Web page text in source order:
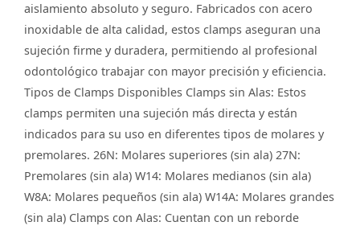
aislamiento absoluto y seguro. Fabricados con acero
inoxidable de alta calidad, estos clamps aseguran una
sujeción firme y duradera, permitiendo al profesional
odontológico trabajar con mayor precisión y eficiencia.
Tipos de Clamps Disponibles Clamps sin Alas: Estos
clamps permiten una sujeción más directa y están
indicados para su uso en diferentes tipos de molares y
premolares. 26N: Molares superiores (sin ala) 27N:
Premolares (sin ala) W14: Molares medianos (sin ala)
W8A: Molares pequeños (sin ala) W14A: Molares grandes
(sin ala) Clamps con Alas: Cuentan con un reborde